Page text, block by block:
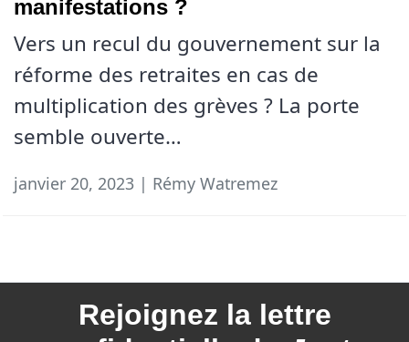
manifestations ?
Vers un recul du gouvernement sur la
réforme des retraites en cas de
multiplication des grèves ? La porte
semble ouverte…
janvier 20, 2023 | Rémy Watremez
Rejoignez la lettre